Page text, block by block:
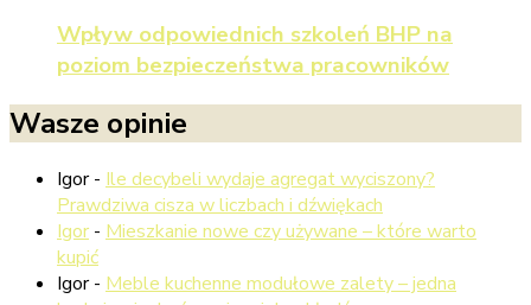
Wpływ odpowiednich szkoleń BHP na
poziom bezpieczeństwa pracowników
Wasze opinie
Igor- Ile decybeli wydaje agregat wyciszony?
Prawdziwa cisza w liczbach i dźwiękach
Igor - Mieszkanie nowe czy używane – które warto
kupić
Igor- Meble kuchenne modułowe zalety – jedna